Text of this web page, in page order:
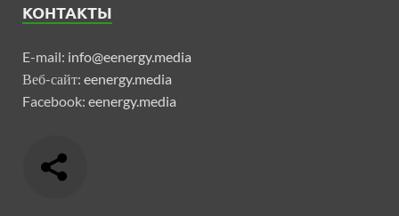
КОНТАКТЫ
E-mail: info@eenergy.media
Веб-сайт: eenergy.media
Facebook: eenergy.media